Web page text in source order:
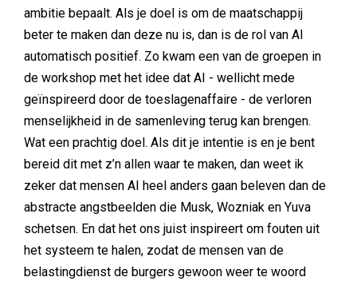
ambitie bepaalt. Als je doel is om de maatschappij
beter te maken dan deze nu is, dan is de rol van AI
automatisch positief. Zo kwam een van de groepen in
de workshop met het idee dat AI - wellicht mede
geïnspireerd door de toeslagenaffaire - de verloren
menselijkheid in de samenleving terug kan brengen.
Wat een prachtig doel. Als dit je intentie is en je bent
bereid dit met z’n allen waar te maken, dan weet ik
zeker dat mensen AI heel anders gaan beleven dan de
abstracte angstbeelden die Musk, Wozniak en Yuva
schetsen. En dat het ons juist inspireert om fouten uit
het systeem te halen, zodat de mensen van de
belastingdienst de burgers gewoon weer te woord